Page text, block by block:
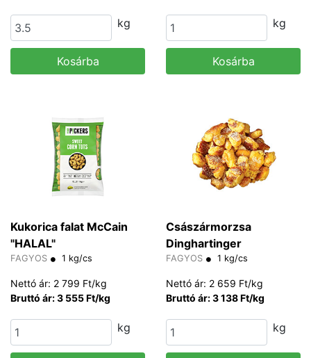
kg
Kosárba
kg
Kosárba
Kukorica falat McCain
"HALAL"
FAGYOS 1 kg/cs
Nettó ár: 2 799 Ft/kg
Bruttó ár: 3 555 Ft/kg
kg
Császármorzsa
Dinghartinger
FAGYOS 1 kg/cs
Nettó ár: 2 659 Ft/kg
Bruttó ár: 3 138 Ft/kg
kg